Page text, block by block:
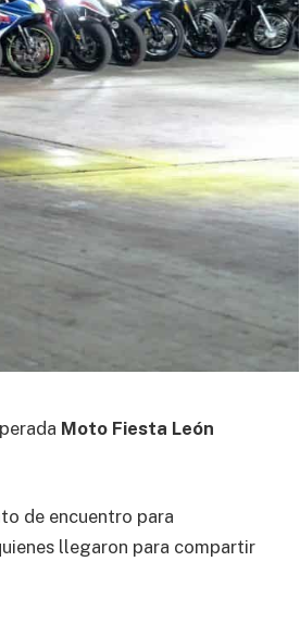
Moto Fiesta León
de encuentro para
llegaron para compartir